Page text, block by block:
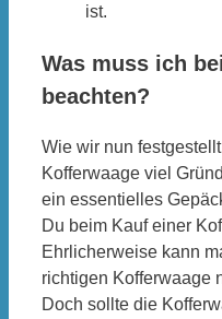
ist.
Was muss ich
beachten?
Wie wir nun
Kofferwaage viel
ein essentielles
Du beim Kauf einer
Ehrlicherweise kann
richtigen Kofferwaage
Doch sollte die